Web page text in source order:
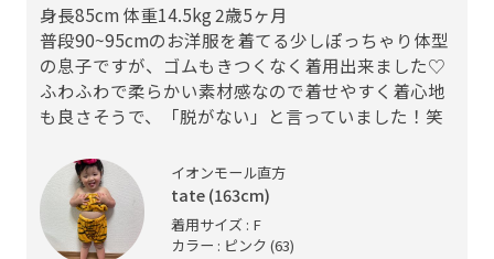
身長85cm 体重14.5kg 2歳5ヶ月
普段90~95cmのお洋服を着てる少しぽっちゃり体型
の息子ですが、ゴムもきつくなく着用出来ました♡
ふわふわで柔らかい素材感なので着せやすく着心地
も良さそうで、「脱がない」と言っていました！笑
イオンモール直方
tate (163cm)
着用サイズ : F
カラー : ピンク (63)